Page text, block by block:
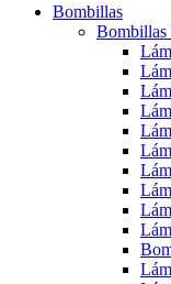
Bombillas